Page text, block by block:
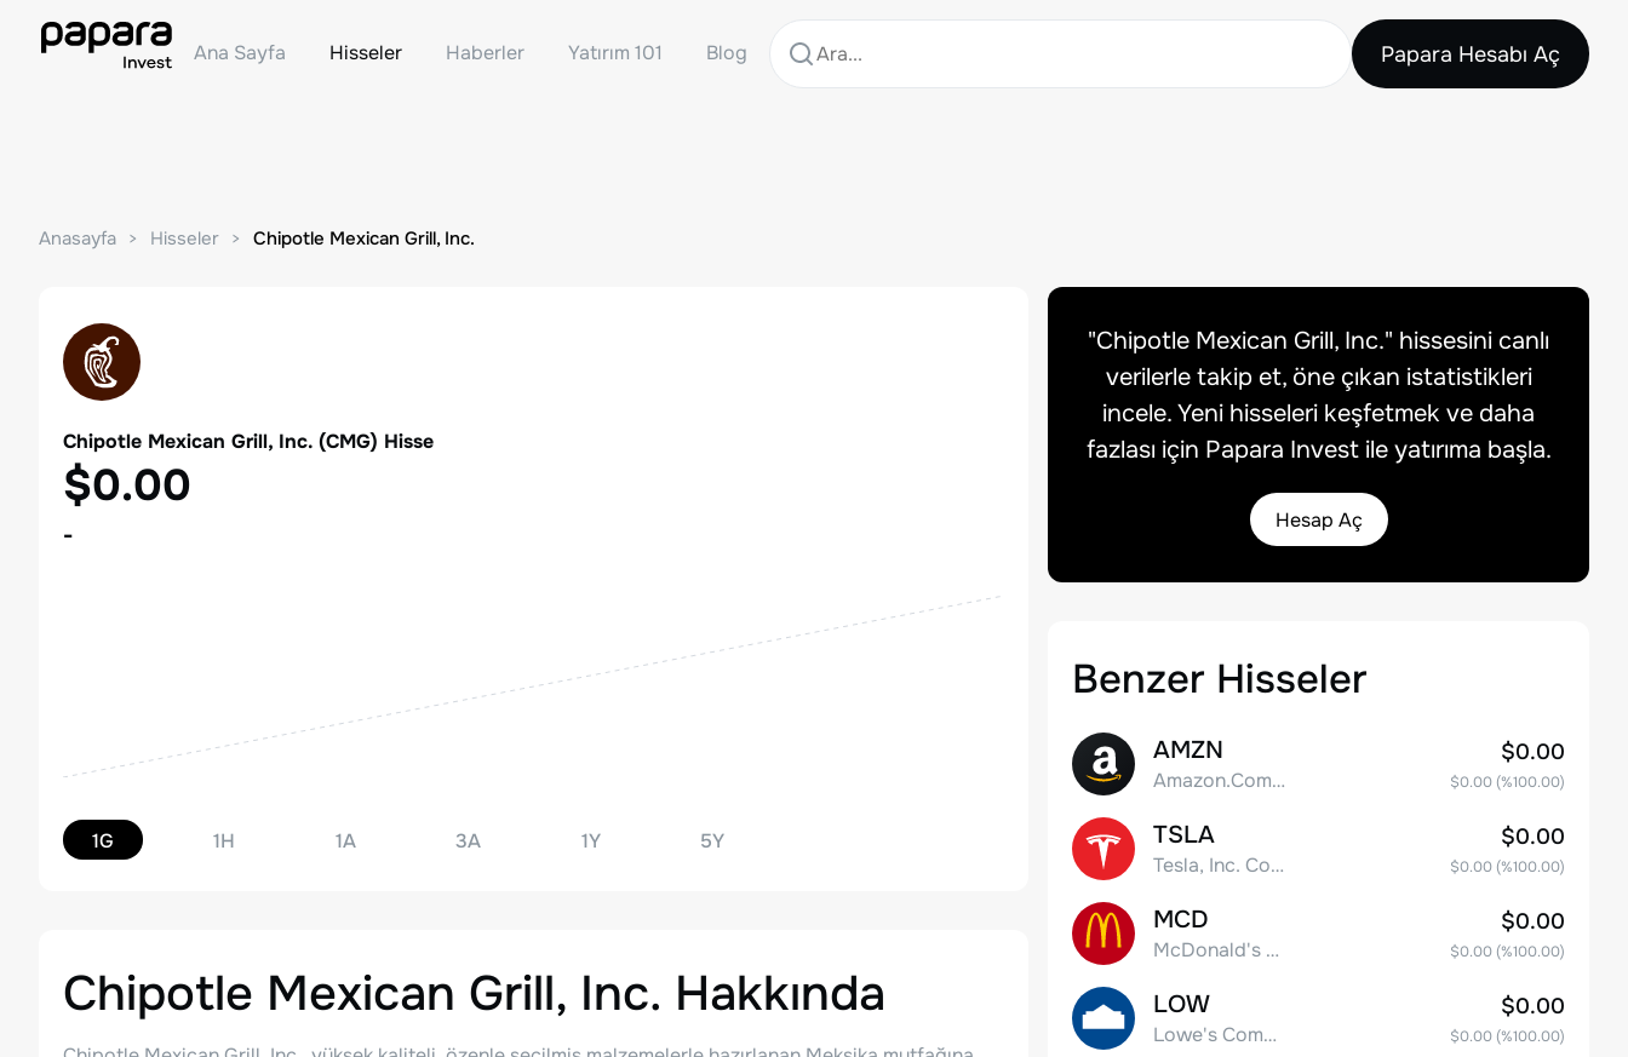
Ana Sayfa Hisseler Haberler Yatırım 101 Blog Papara Hesabı Aç
Anasayfa Hisseler Chipotle Mexican Grill, Inc.
Chipotle Mexican Grill, Inc. (CMG) Hisse
$0.00
-
1G 1H 1A 3A 1Y 5Y
Chipotle Mexican Grill, Inc. Hakkında
"Chipotle Mexican Grill, Inc." hissesini canlı
verilerle takip et, öne çıkan istatistikleri
incele. Yeni hisseleri keşfetmek ve daha
fazlası için Papara Invest ile yatırıma başla.
Hesap Aç
Benzer Hisseler
AMZN
Amazon.Com Inc
$0.00
$0.00(%100.00)
TSLA
Tesla, Inc. Common Stock
$0.00
$0.00(%100.00)
MCD
McDonald's Corporation
$0.00
$0.00(%100.00)
LOW
Lowe's Companies Inc.
$0.00
$0.00(%100.00)